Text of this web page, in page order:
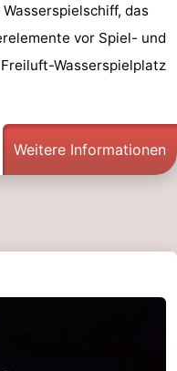
das
vor Spiel- und
Wasserspielplatz
Weitere Informationen